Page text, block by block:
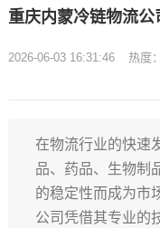
重庆内蒙冷链物流
2026-06-03 16:31:46 热度：
在物流行业的快速
品、药品、生物制
的稳定性而成为市
公司凭借其专业的